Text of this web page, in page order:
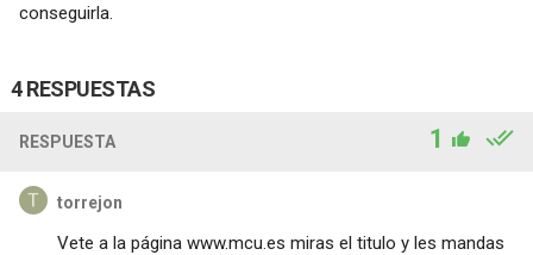
conseguirla.
4 RESPUESTAS
RESPUESTA 1
torrejon
Vete a la página www.mcu.es miras el titulo y les mandas